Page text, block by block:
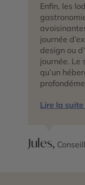
Enfin, les
journée
design ou
journée. Le
qu’un
Lire la suite
Jules,